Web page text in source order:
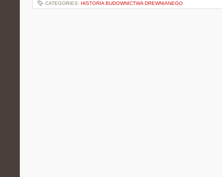
CATEGORIES: HISTORIA BUDOWNICTWA DREWNIANEGO